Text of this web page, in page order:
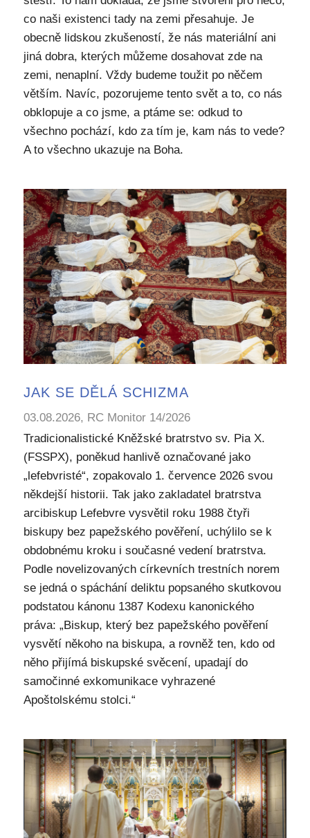
co naši existenci tady na zemi přesahuje. Je
obecně lidskou zkušeností, že nás materiální ani
jiná dobra, kterých můžeme dosahovat zde na
zemi, nenaplní. Vždy budeme toužit po něčem
větším. Navíc, pozorujeme tento svět a to, co nás
obklopuje a co jsme, a ptáme se: odkud to
všechno pochází, kdo za tím je, kam nás to vede?
A to všechno ukazuje na Boha.
JAK SE DĚLÁ SCHIZMA
03.08.2026, RC Monitor 14/2026
Tradicionalistické Kněžské bratrstvo sv. Pia X.
(FSSPX), poněkud hanlivě označované jako
„lefebvristé“, zopakovalo 1. července 2026 svou
někdejší historii. Tak jako zakladatel bratrstva
arcibiskup Lefebvre vysvětil roku 1988 čtyři
biskupy bez papežského pověření, uchýlilo se k
obdobnému kroku i současné vedení bratrstva.
Podle novelizovaných církevních trestních norem
se jedná o spáchání deliktu popsaného skutkovou
podstatou kánonu 1387 Kodexu kanonického
práva: „Biskup, který bez papežského pověření
vysvětí někoho na biskupa, a rovněž ten, kdo od
něho přijímá biskupské svěcení, upadají do
samočinné exkomunikace vyhrazené
Apoštolskému stolci.“